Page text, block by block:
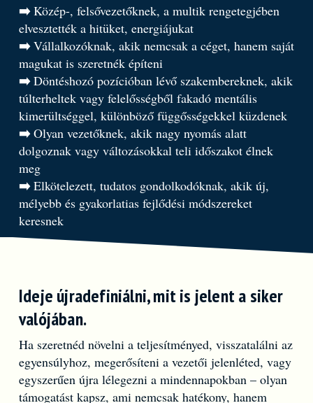
➡️Közép-, felsővezetőknek, a multik rengetegjében
elvesztették a hitüket, energiájukat
➡️Vállalkozóknak, akik nemcsak a céget, hanem saját
magukat is szeretnék építeni
➡️Döntéshozó pozícióban lévő szakembereknek, akik
túlterheltek vagy felelősségből fakadó mentális
kimerültséggel, különböző függősségekkel küzdenek
➡️Olyan vezetőknek, akik nagy nyomás alatt
dolgoznak vagy változásokkal teli időszakot élnek
meg
➡️Elkötelezett, tudatos gondolkodóknak, akik új,
mélyebb és gyakorlatias fejlődési módszereket
keresnek
Ideje újradefiniálni, mit is jelent a siker
valójában.
Ha szeretnéd növelni a teljesítményed, visszatalálni az
egyensúlyhoz, megerősíteni a vezetői jelenléted, vagy
egyszerűen újra lélegezni a mindennapokban – olyan
támogatást kapsz, ami nemcsak hatékony, hanem